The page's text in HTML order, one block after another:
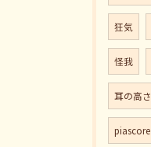
狂気
怪我
耳の高さ
piascore